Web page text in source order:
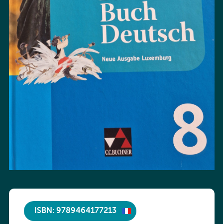
ISBN: 9789464177213